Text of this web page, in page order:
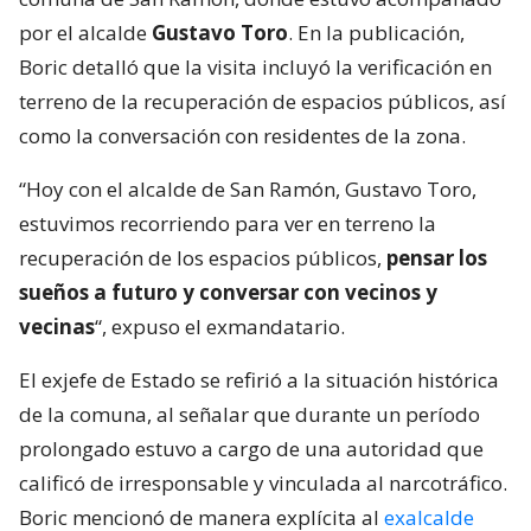
por el alcalde Gustavo Toro. En la publicación,
Boric detalló que la visita incluyó la verificación en
terreno de la recuperación de espacios públicos, así
como la conversación con residentes de la zona.
“Hoy con el alcalde de San Ramón, Gustavo Toro,
estuvimos recorriendo para ver en terreno la
recuperación de los espacios públicos, pensar los
sueños a futuro y conversar con vecinos y
vecinas“, expuso el exmandatario.
El exjefe de Estado se refirió a la situación histórica
de la comuna, al señalar que durante un período
prolongado estuvo a cargo de una autoridad que
calificó de irresponsable y vinculada al narcotráfico.
Boric mencionó de manera explícita al exalcalde